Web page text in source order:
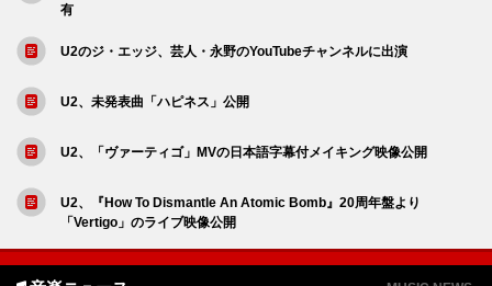
有
U2のジ・エッジ、芸人・永野のYouTubeチャンネルに出演
U2、未発表曲「ハピネス」公開
U2、「ヴァーティゴ」MVの日本語字幕付メイキング映像公開
U2、『How To Dismantle An Atomic Bomb』20周年盤より
「Vertigo」のライブ映像公開